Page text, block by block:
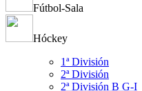
Fútbol-Sala
Hóckey
1ª División
2ª División
2ª División B G-I